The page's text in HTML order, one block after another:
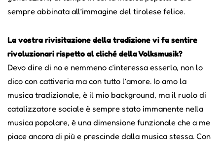
sempre abbinata all’immagine del tirolese felice.
La vostra rivisitazione della tradizione vi fa sentire
rivoluzionari rispetto al cliché della Volksmusik?
Devo dire di no e nemmeno c’interessa esserlo, non lo
dico con cattiveria ma con tutto l’amore. Io amo la
musica tradizionale, è il mio background, ma il ruolo di
catalizzatore sociale è sempre stato immanente nella
musica popolare, è una dimensione funzionale che a me
piace ancora di più e prescinde dalla musica stessa. Con